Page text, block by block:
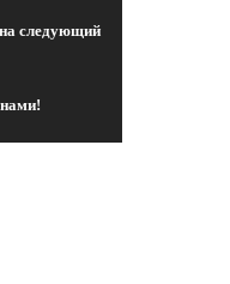
следующий